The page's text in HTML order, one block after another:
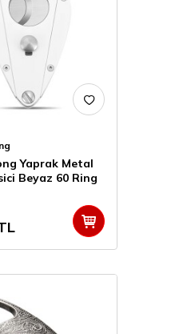
Yaprak Metal
Beyaz 60 Ring